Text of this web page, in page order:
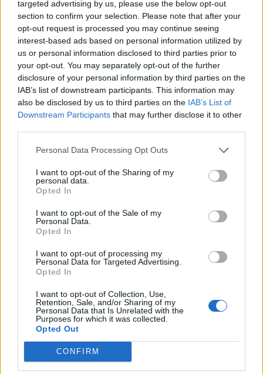
targeted advertising by us, please use the below opt-out
section to confirm your selection. Please note that after your
opt-out request is processed you may continue seeing
interest-based ads based on personal information utilized by
us or personal information disclosed to third parties prior to
your opt-out. You may separately opt-out of the further
disclosure of your personal information by third parties on the
IAB’s list of downstream participants. This information may
also be disclosed by us to third parties on the IAB’s List of
Downstream Participants that may further disclose it to other
Personal Data Processing Opt Outs
I want to opt-out of the Sharing of my
personal data.
Opted In
I want to opt-out of the Sale of my
Personal Data.
Opted In
I want to opt-out of processing my
Personal Data for Targeted Advertising.
Opted In
I want to opt-out of Collection, Use,
Retention, Sale, and/or Sharing of my
Personal Data that Is Unrelated with the
Purposes for which it was collected.
Opted Out
CONFIRM